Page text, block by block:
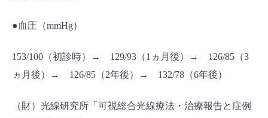
●血圧（mmHg）
153/100（初診時）→ 129/93（1ヵ月後）→ 126/85（3
ヵ月後）→ 126/85（2年後）→ 132/78（6年後）
（財）光線研究所「可視総合光線療法・治療報告と症例